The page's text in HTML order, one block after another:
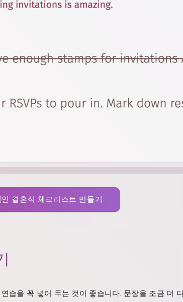
인 결혼식 체크리스트 만들기
습을 꼭 넣어 두는 것이 좋습니다. 문장을 조금 더